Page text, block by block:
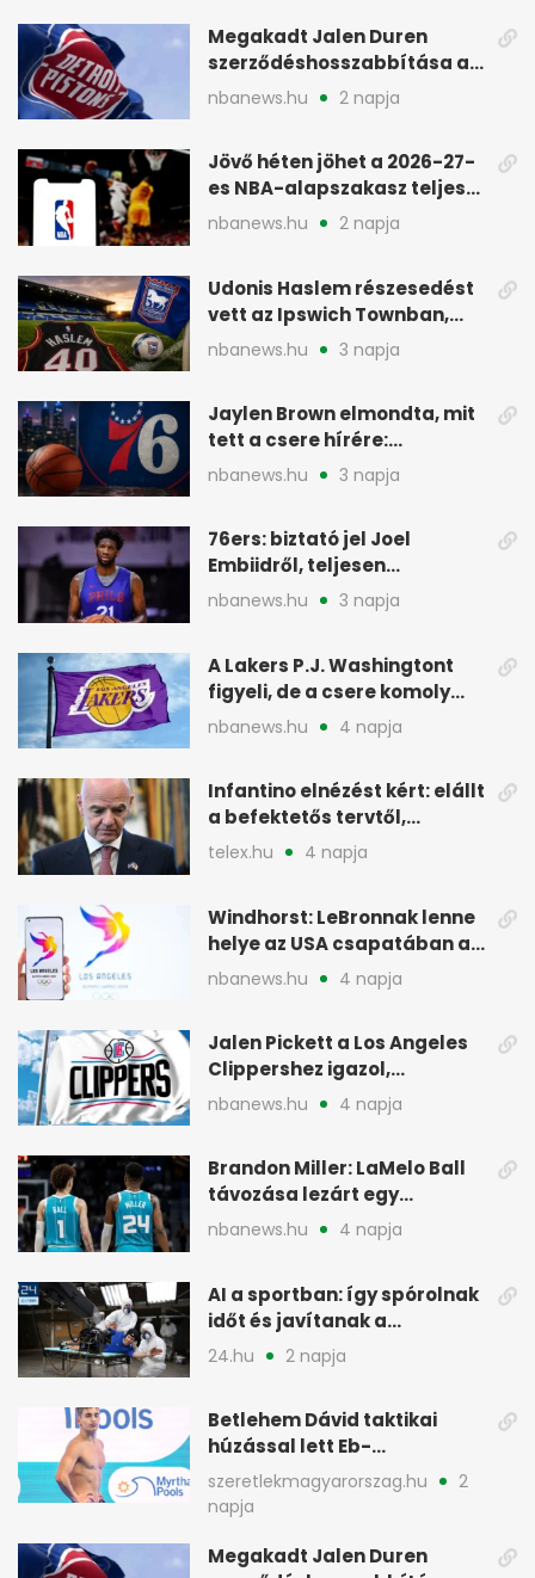
Megakadt Jalen Duren
szerződéshosszabbítása a
Detroit Pistonsnál
nbanews.hu 2 napja
Jövő héten jöhet a 2026-27-
es NBA-alapszakasz teljes
menetrendje
nbanews.hu 2 napja
Udonis Haslem részesedést
vett az Ipswich Townban,
Premier League-szereplés
nbanews.hu 3 napja
Jaylen Brown elmondta, mit
tett a csere hírére:
elhajította a telefonját
nbanews.hu 3 napja
76ers: biztató jel Joel
Embiidről, teljesen
egészségesen készül
nbanews.hu 3 napja
A Lakers P.J. Washingtont
figyeli, de a csere komoly
akadályokba ütközhet
nbanews.hu 4 napja
Infantino elnézést kért: elállt
a befektetős tervtől,
maradhat FIFA-elnök
telex.hu 4 napja
Windhorst: LeBronnak lenne
helye az USA csapatában a
2028-as olimpián
nbanews.hu 4 napja
Jalen Pickett a Los Angeles
Clippershez igazol,
kétirányú szerződéssel
nbanews.hu 4 napja
Brandon Miller: LaMelo Ball
távozása lezárt egy
korszakot a Hornetsnél
nbanews.hu 4 napja
AI a sportban: így spórolnak
időt és javítanak a
teljesítményen
24.hu 2 napja
Betlehem Dávid taktikai
húzással lett Eb-
aranyérmes Párizsban
szeretlekmagyarorszag.hu
2
napja
Megakadt Jalen Duren